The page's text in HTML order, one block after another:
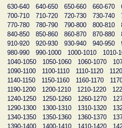
630-640
640-650 650-660 660-670
700-710
710-720 720-730 730-740
770-780
780-790 790-800 800-810
840-850
850-860 860-870 870-880
910-920
920-930 930-940 940-950
980-990
990-1000 1000-1010 1010-
1040-1050
1050-1060 1060-1070
1090-1100
1100-1110 1110-1120
1140-1150
1150-1160 1160-1170
1190-1200
1200-1210 1210-1220
1240-1250
1250-1260 1260-1270
1290-1300
1300-1310 1310-1320
1340-1350
1350-1360 1360-1370
1390-1400
1400-1410 1410-1420